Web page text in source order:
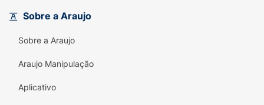
Sobre a Araujo
Sobre a Araujo
Araujo Manipulação
Aplicativo